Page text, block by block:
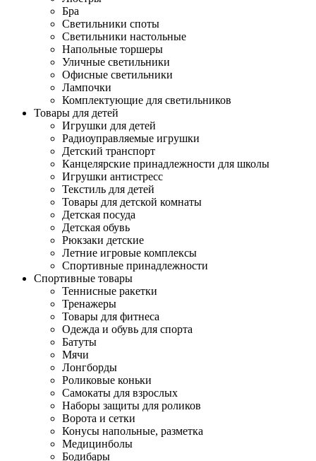
Бра
Светильники споты
Светильники настольные
Напольные торшеры
Уличные светильники
Офисные светильники
Лампочки
Комплектующие для светильников
Товары для детей
Игрушки для детей
Радиоуправляемые игрушки
Детский транспорт
Канцелярские принадлежности для школы
Игрушки антистресс
Текстиль для детей
Товары для детской комнаты
Детская посуда
Детская обувь
Рюкзаки детские
Летние игровые комплексы
Спортивные принадлежности
Спортивные товары
Теннисные ракетки
Тренажеры
Товары для фитнеса
Одежда и обувь для спорта
Батуты
Мячи
Лонгборды
Роликовые коньки
Самокаты для взрослых
Наборы защиты для роликов
Ворота и сетки
Конусы напольные, разметка
Медицинболы
Бодибары